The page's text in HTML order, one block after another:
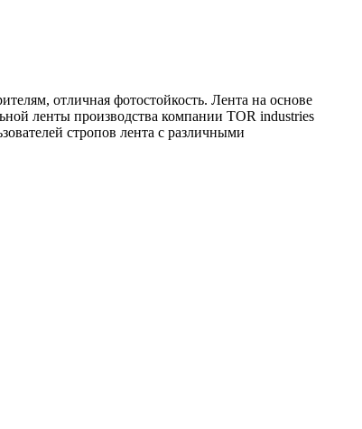
отличная фотостойкость. Лента на основе
ленты производства компании TOR industries
стропов лента с различными